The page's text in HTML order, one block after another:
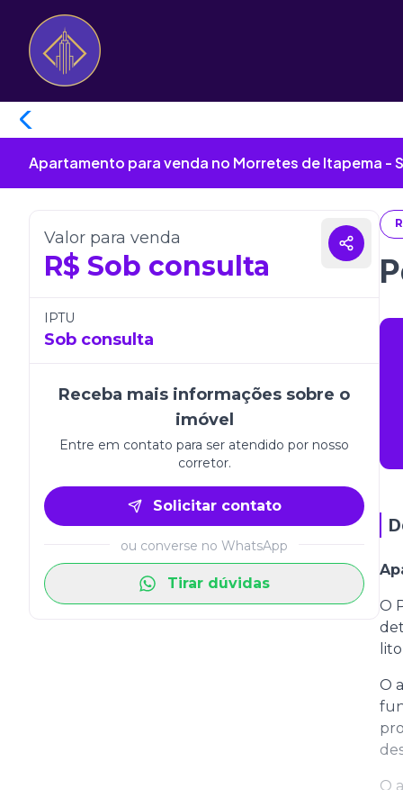
Apartamento para venda no Morretes de Itapema -
Valor para venda
R$ Sob consulta
IPTU
Sob consulta
Receba mais informações sobre o
imóvel
Entre em contato para ser atendido por nosso
corretor.
Solicitar contato
ou converse no WhatsApp
Tirar dúvidas
O
O
O